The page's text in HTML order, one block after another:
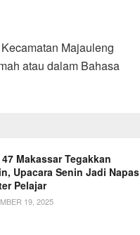
Majauleng
atau dalam Bahasa
47 Makassar Tegakkan
Upacara Senin Jadi Napas
Pelajar
19, 2025